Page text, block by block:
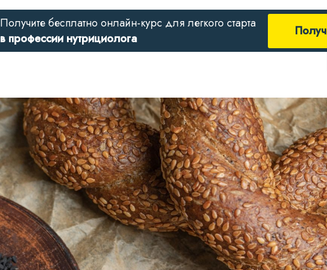
Получите бесплатно онлайн-курс для легкого старта
в профессии нутрициолога